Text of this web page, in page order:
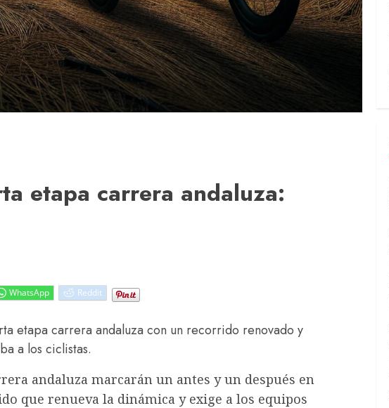
etapa carrera andaluza:
WhatsApp Reddit
etapa carrera andaluza con un recorrido renovado y
a los ciclistas.
andaluza marcarán un antes y un después en
que renueva la dinámica y exige a los equipos